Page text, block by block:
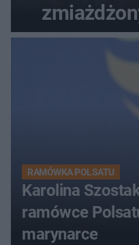
przed
RAMÓWKA POLSATU
Karolina
ramówce
marynarce